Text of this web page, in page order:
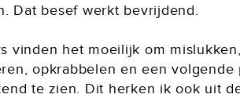
Dat besef werkt bevrijdend.
vinden het moeilijk om
opkrabbelen en een volgende
te zien. Dit herken ik ook uit